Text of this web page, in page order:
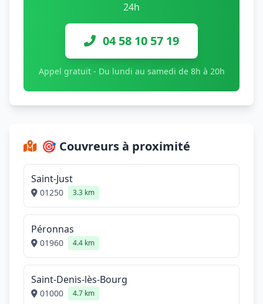
24h
04 58 10 57 19
Appel gratuit - Du lundi au samedi de 8h à 20h
🎯 Couvreurs à proximité
Saint-Just
01250 3.3 km
Péronnas
01960 4.4 km
Saint-Denis-lès-Bourg
01000 4.7 km